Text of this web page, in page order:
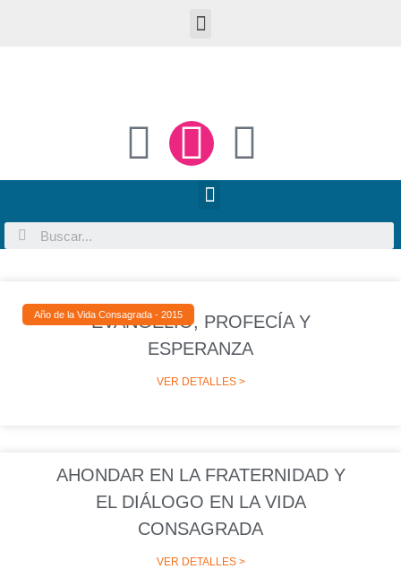
Año de la Vida Consagrada - 2015
EVANGELIO, PROFECÍA Y
ESPERANZA
VER DETALLES >
AHONDAR EN LA FRATERNIDAD Y
EL DIÁLOGO EN LA VIDA
CONSAGRADA
VER DETALLES >